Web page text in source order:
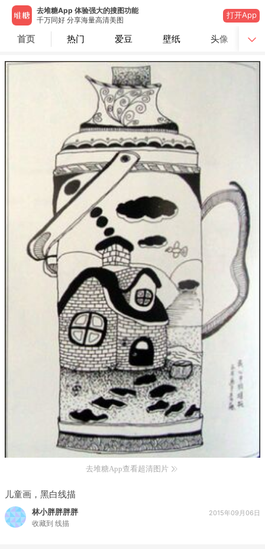
去堆糖App 体验强大的搜图功能
千万同好 分享海量高清美图
打开App
首页 热门 爱豆 壁纸 头像
去堆糖App查看超清图片
儿童画，黑白线描
林小胖胖胖胖
收藏到 线描
2015年09月06日